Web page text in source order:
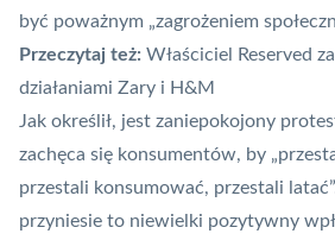
być poważnym „zagrożeniem
Przeczytaj też: Właściciel Reserved
działaniami Zary i H&M
Jak określił, jest zaniepokojony
zachęca się konsumentów, by
przestali konsumować, przestali
przyniesie to niewielki pozytywny